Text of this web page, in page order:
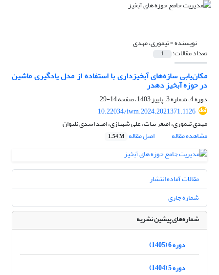
نویسنده =تیموری، مهدی
تعداد مقالات: 1
مکان‌یابی سازه‌های آبخیزداری با استفاده از مدل یادگیری ماشین
در حوزه آبخیز دهدر
دوره 4، شماره 3، پاییز 1403، صفحه
14-29
10.22034/iwm.2024.2021371.1126
مهدی تیموری، اصغر بیات، علی شهبازی، امید اسدی نلیوان
مشاهده مقاله
اصل مقاله 1.54 M
مقالات آماده انتشار
شماره جاری
شماره‌های پیشین نشریه
دوره 6 (1405)
دوره 5 (1404)